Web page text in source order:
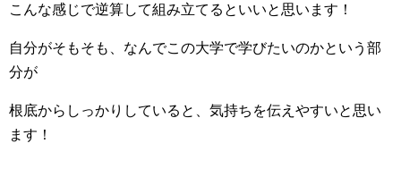
こんな感じで逆算して組み立てるといいと思います！
自分がそもそも、なんでこの大学で学びたいのかという部
分が
根底からしっかりしていると、気持ちを伝えやすいと思い
ます！